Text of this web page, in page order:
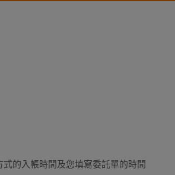
的入帳時間及您填寫委託單的時間